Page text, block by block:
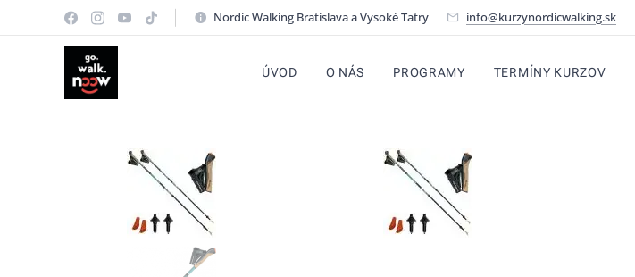
Nordic Walking Bratislava a Vysoké Tatry info@kurzynordicwalking.sk
ÚVOD O NÁS PROGRAMY TERMÍNY KURZOV